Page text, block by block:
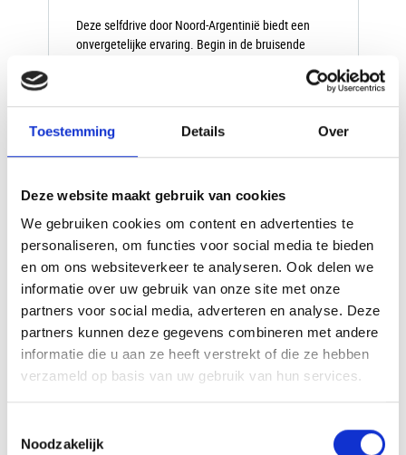
Toestemming Details Over
Deze website maakt gebruik van cookies
We gebruiken cookies om content en advertenties te
personaliseren, om functies voor social media te bieden
en om ons websiteverkeer te analyseren. Ook delen we
informatie over uw gebruik van onze site met onze
partners voor social media, adverteren en analyse. Deze
partners kunnen deze gegevens combineren met andere
informatie die u aan ze heeft verstrekt of die ze hebben
verzameld op basis van uw gebruik van hun services.
Noodzakelijk
Deze selfdrive door Noord-Argentinië biedt een
onvergetelijke ervaring. Begin in de bruisende
wijken, tangodansers en heerlijke steaks. Reis naar
Calchaquí-valleien met adembenemende
(lees
meer)
indrukwekkende Iguazú-watervallen op
de grens met Brazilië, waar je de kracht
van de natuur van dichtbij meemaakt.
Eindig in de iconische stad Rio de
Janeiro met zijn beroemde stranden, de
Christus de Verlosser en de
Suikerbroodberg. Deze gevarieerde
route combineert stedelijke
hoogtepunten met natuurwonderen
voor een onvergetelijk avontuur.
p.p.
Bekijk deze reis